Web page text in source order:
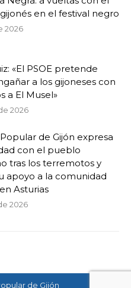
en el festival negro
2026
«El PSOE pretende
a los gijoneses con
a El Musel»
2026
de Gijón expresa
con el pueblo
tras los terremotos y
apoyo a la comunidad
Asturias
2026
de Gijón